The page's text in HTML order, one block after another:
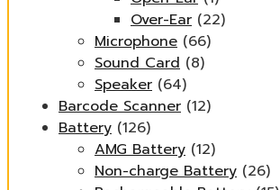
Over-Ear (22)
Microphone (66)
Sound Card (8)
Speaker (64)
Barcode Scanner (12)
Battery (126)
AMG Battery (12)
Non-charge Battery (26)